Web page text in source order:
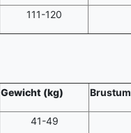
111-120
Gewicht (kg)
41-49